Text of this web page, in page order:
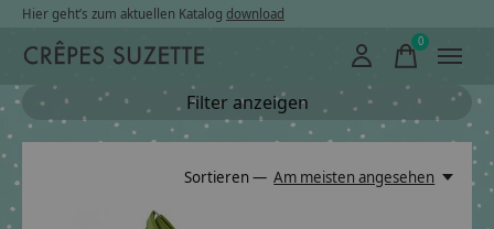
Hier geht’s zum aktuellen Katalog download
0items
Filter anzeigen
Sortieren — Am meisten angesehen